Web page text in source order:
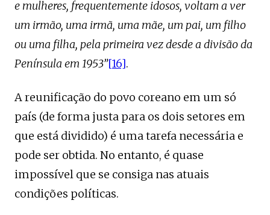
e mulheres, frequentemente idosos, voltam a ver
um irmão, uma irmã, uma mãe, um pai, um filho
ou uma filha, pela primeira vez desde a divisão da
Península em 1953”[16].
A reunificação do povo coreano em um só
país (de forma justa para os dois setores em
que está dividido) é uma tarefa necessária e
pode ser obtida. No entanto, é quase
impossível que se consiga nas atuais
condições políticas.